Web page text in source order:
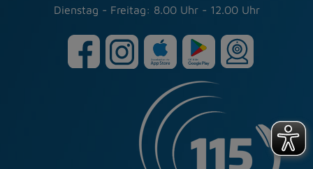
Dienstag - Freitag: 8.00 Uhr - 12.00 Uhr